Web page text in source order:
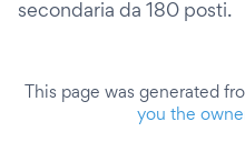
secondaria da 180 posti.
This page was generated
you the